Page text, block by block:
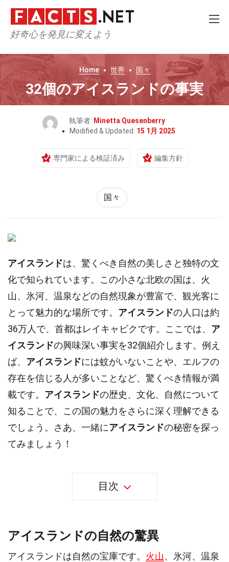
好奇心を発見に変えよう
Home 世界 国々
32個のアイスランドの事実
執筆者: Minetta Quesenberry
Modified & Updated: 15 1月 2025
専門家による検証済み 編集方針
国々
アイスランドは、驚くべき自然の美しさと独特の文
化で知られています。この小さな北欧の国は、火
山、氷河、温泉などの自然現象が豊富で、観光客に
とって魅力的な場所です。 アイスランドの人口は約
36万人で、首都はレイキャビクです。ここでは、 ア
イスランドの興味深い事実を32個紹介します。例え
ば、 アイスランドには蚊がいないことや、エルフの
存在を信じる人が多いことなど、驚くべき情報が満
載です。 アイスランドの歴史、文化、自然について
知ることで、この国の魅力をさらに深く理解できる
でしょう。さあ、一緒にアイスランドの秘密を探っ
てみましょう！
目次
アイスランドの自然の驚異
アイスランドは自然の宝庫です。 火山、氷河、温泉